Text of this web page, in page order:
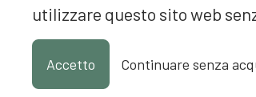
utilizzare questo sito web
Accetto Continuare senza